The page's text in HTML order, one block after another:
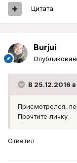
Цитата
Burjui
В 25.12.2016
Присмотрелся,
Прочтите личку
Ответил